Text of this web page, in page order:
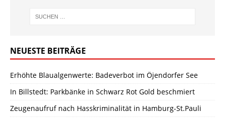
NEUESTE BEITRÄGE
Erhöhte Blaualgenwerte: Badeverbot im Öjendorfer See
In Billstedt: Parkbänke in Schwarz Rot Gold beschmiert
Zeugenaufruf nach Hasskriminalität in Hamburg-St.Pauli